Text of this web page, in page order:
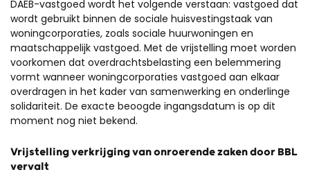
DAEB-vastgoed wordt het volgende verstaan: vastgoed dat
wordt gebruikt binnen de sociale huisvestingstaak van
woningcorporaties, zoals sociale huurwoningen en
maatschappelijk vastgoed. Met de vrijstelling moet worden
voorkomen dat overdrachtsbelasting een belemmering
vormt wanneer woningcorporaties vastgoed aan elkaar
overdragen in het kader van samenwerking en onderlinge
solidariteit. De exacte beoogde ingangsdatum is op dit
moment nog niet bekend.
Vrijstelling verkrijging van onroerende zaken door BBL
vervalt